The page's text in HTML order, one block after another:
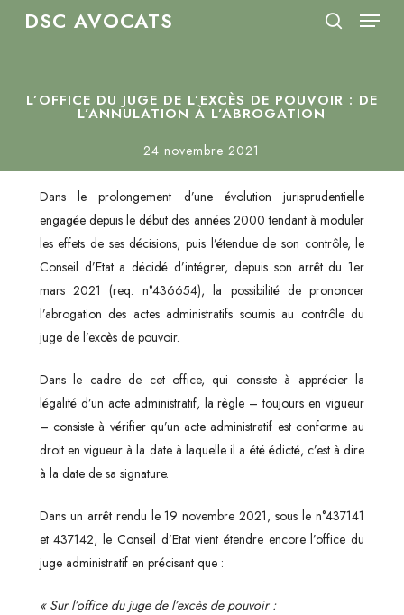
DSC AVOCATS Menu
L’OFFICE DU JUGE DE L’EXCÈS DE POUVOIR : DE
L’ANNULATION À L’ABROGATION
24 novembre 2021
Dans le prolongement d’une évolution jurisprudentielle
engagée depuis le début des années 2000 tendant à moduler
les effets de ses décisions, puis l’étendue de son contrôle, le
Conseil d’Etat a décidé d’intégrer, depuis son arrêt du 1er
mars 2021 (req. n°436654), la possibilité de prononcer
l’abrogation des actes administratifs soumis au contrôle du
juge de l’excès de pouvoir.
Dans le cadre de cet office, qui consiste à apprécier la
légalité d’un acte administratif, la règle – toujours en vigueur
– consiste à vérifier qu’un acte administratif est conforme au
droit en vigueur à la date à laquelle il a été édicté, c’est à dire
à la date de sa signature.
Dans un arrêt rendu le 19 novembre 2021, sous le n°437141
et 437142, le Conseil d’Etat vient étendre encore l’office du
juge administratif en précisant que :
« Sur l’office du juge de l’excès de pouvoir :